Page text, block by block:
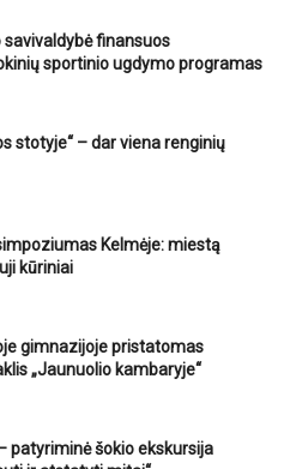
savivaldybė finansuos
sportinio ugdymo programas
stotyje“ – dar viena renginių
Kelmėje: miestą
kūriniai
gimnazijoje pristatomas
„Jaunuolio kambaryje“
patyriminė šokio ekskursija